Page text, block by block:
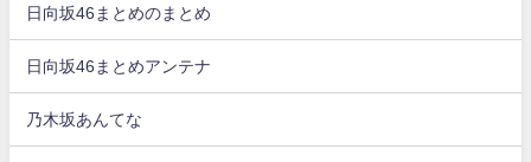
日向坂46まとめのまとめ
日向坂46まとめアンテナ
乃木坂あんてな